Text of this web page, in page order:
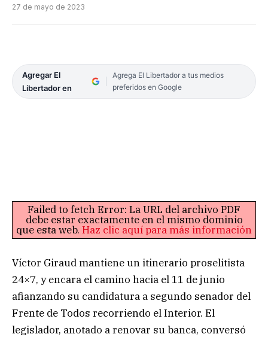
27 de mayo de 2023
Agregar El
Libertador en
Agrega El Libertador a tus medios
preferidos en Google
Failed to fetch Error: La URL del archivo PDF
debe estar exactamente en el mismo dominio
que esta web. Haz clic aquí para más información
Víctor Giraud mantiene un itinerario proselitista
24×7, y encara el camino hacia el 11 de junio
afianzando su candidatura a segundo senador del
Frente de Todos recorriendo el Interior. El
legislador, anotado a renovar su banca, conversó